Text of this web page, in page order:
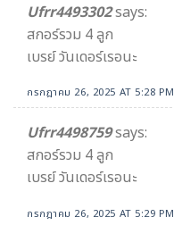
Ufrr4493302says:
สกอร์รวม 4 ลูก
เบรย์ วันเดอร์เรอนะ
กรกฎาคม 26, 2025 AT 5:28 PM
Ufrr4498759says:
สกอร์รวม 4 ลูก
เบรย์ วันเดอร์เรอนะ
กรกฎาคม 26, 2025 AT 5:29 PM